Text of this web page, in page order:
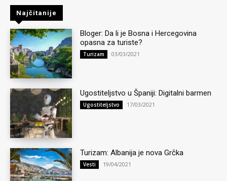
Najčitanije
Bloger: Da li je Bosna i Hercegovina
opasna za turiste?
Turizam 03/03/2021
Ugostiteljstvo u Španiji: Digitalni barmen
Ugostiteljstvo 17/03/2021
Turizam: Albanija je nova Grčka
Vesti 19/04/2021